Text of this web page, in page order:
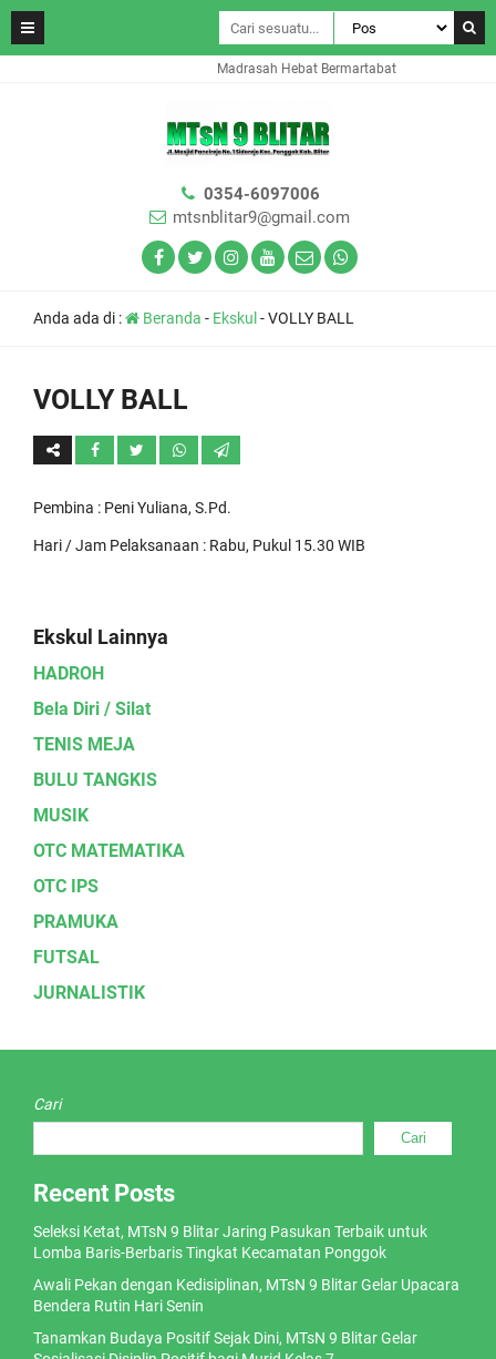
Madrasah Hebat Bermartabat
0354-6097006
mtsnblitar9@gmail.com
Anda ada di : Beranda - Ekskul -VOLLY BALL
VOLLY BALL
Pembina : Peni Yuliana, S.Pd.
Hari / Jam Pelaksanaan : Rabu, Pukul 15.30 WIB
Ekskul Lainnya
HADROH
Bela Diri / Silat
TENIS MEJA
BULU TANGKIS
MUSIK
OTC MATEMATIKA
OTC IPS
PRAMUKA
FUTSAL
JURNALISTIK
Cari
Cari
Recent Posts
Seleksi Ketat, MTsN 9 Blitar Jaring Pasukan Terbaik untuk
Lomba Baris-Berbaris Tingkat Kecamatan Ponggok
Awali Pekan dengan Kedisiplinan, MTsN 9 Blitar Gelar Upacara
Bendera Rutin Hari Senin
Tanamkan Budaya Positif Sejak Dini, MTsN 9 Blitar Gelar